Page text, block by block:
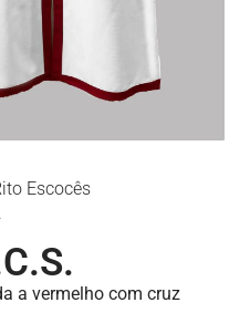
Escocês
a vermelho com cruz